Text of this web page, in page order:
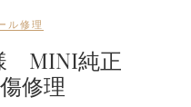
ル修理
MINI純正
修理